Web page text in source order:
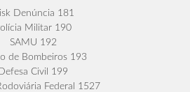
Denúncia 181
Militar 190
SAMU 192
de Bombeiros 193
Defesa Civil 199
Federal 1527